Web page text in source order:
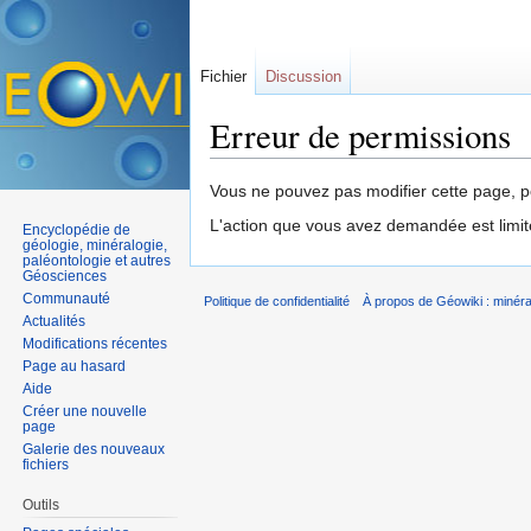
Erreur de permissions
Vous ne pouvez pas modifier cette page,
L'action que vous avez demandée est
Fichier Discussion
Encyclopédie de
géologie, minéralogie,
paléontologie et autres
Géosciences
Communauté
Actualités
Modifications récentes
Page au hasard
Aide
Créer une nouvelle
page
Galerie des nouveaux
fichiers
Outils
Politique de confidentialité À propos de Géowiki :